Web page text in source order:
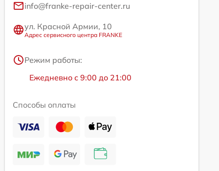
info@franke-repair-center.ru
ул. Красной Армии, 10
Адрес сервисного центра FRANKE
Режим работы:
Ежедневно с 9:00 до 21:00
Способы оплаты